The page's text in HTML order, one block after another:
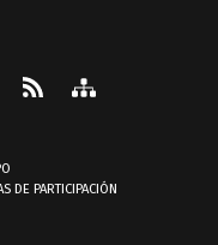
DE PARTICIPACIÓN